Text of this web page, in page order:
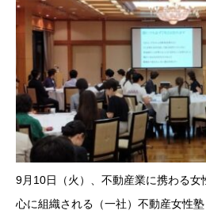
9月10日（火）、不動産業に携わる女
心に組織される（一社）不動産女性塾